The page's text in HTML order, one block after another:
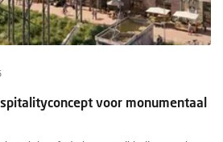
voor monumentaal